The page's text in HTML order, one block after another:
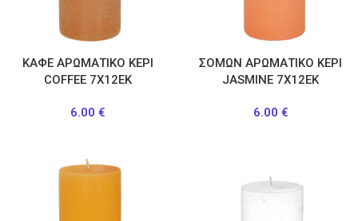
ΚΑΦΕ ΑΡΩΜΑΤΙΚΟ ΚΕΡΙ
COFFEE 7Χ12ΕΚ
6.00 €
ΣΟΜΩΝ ΑΡΩΜΑΤΙΚΟ ΚΕΡΙ
JASMINE 7Χ12ΕΚ
6.00 €